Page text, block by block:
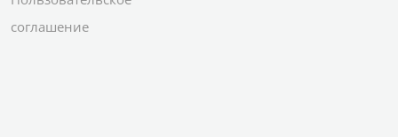
соглашение